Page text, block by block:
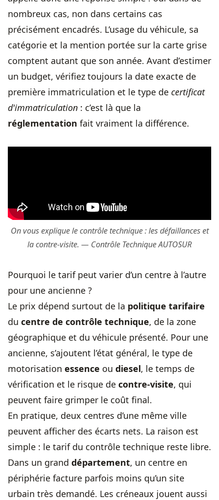
nombreux cas, non dans certains cas
précisément encadrés. L’usage du véhicule, sa
catégorie et la mention portée sur la carte grise
comptent autant que son année. Avant d’estimer
un budget, vérifiez toujours la date exacte de
première immatriculation et le type de certificat
d'immatriculation : c’est là que la
réglementation fait vraiment la différence.
On vous explique le contrôle technique : les défaillances et
la contre-visite. — Contrôle Technique AUTOSUR
Pourquoi le tarif peut varier d’un centre à l’autre
pour une ancienne ?
Le prix dépend surtout de la politique tarifaire
du centre de contrôle technique, de la zone
géographique et du véhicule présenté. Pour une
ancienne, s’ajoutent l’état général, le type de
motorisation essence ou diesel, le temps de
vérification et le risque de contre-visite, qui
peuvent faire grimper le coût final.
En pratique, deux centres d’une même ville
peuvent afficher des écarts nets. La raison est
simple : le tarif du contrôle technique reste libre.
Dans un grand département, un centre en
périphérie facture parfois moins qu’un site
urbain très demandé. Les créneaux jouent aussi